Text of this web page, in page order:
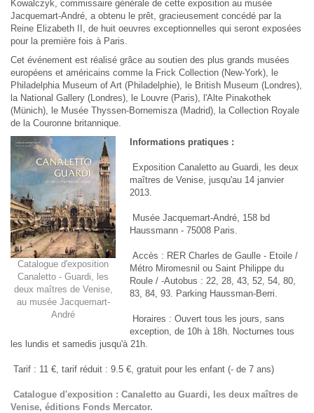
Kowalczyk, commissaire générale de cette exposition au musée
Jacquemart-André, a obtenu le prêt, gracieusement concédé par la
Reine Elizabeth II, de huit oeuvres exceptionnelles qui seront exposées
pour la première fois à Paris.
Cet événement est réalisé grâce au soutien des plus grands musées
européens et américains comme la Frick Collection (New-York), le
Philadelphia Museum of Art (Philadelphie), le British Museum (Londres),
la National Gallery (Londres), le Louvre (Paris), l'Alte Pinakothek
(Münich), le Musée Thyssen-Bornemisza (Madrid), la Collection Royale
de la Couronne britannique.
Catalogue d'exposition
Canaletto - Guardi, les
deux maîtres de Venise,
au musée Jacquemart-
André
Informations pratiques :
Exposition Canaletto au Guardi, les deux
maîtres de Venise, jusqu'au 14 janvier
2013.
Musée Jacquemart-André, 158 bd
Haussmann - 75008 Paris.
Accès : RER Charles de Gaulle - Etoile /
Métro Miromesnil ou Saint Philippe du
Roule / -Autobus : 22, 28, 43, 52, 54, 80,
83, 84, 93. Parking Haussman-Berri.
Horaires : Ouvert tous les jours, sans
exception, de 10h à 18h. Nocturnes tous
les lundis et samedis jusqu'à 21h.
Tarif : 11 €, tarif réduit : 9.5 €, gratuit pour les enfant (- de 7 ans)
Catalogue d'exposition : Canaletto au Guardi, les deux maîtres de
Venise, éditions Fonds Mercator.